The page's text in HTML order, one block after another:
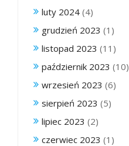
luty 2024 (4)
grudzień 2023 (1)
listopad 2023 (11)
październik 2023 (10)
wrzesień 2023 (6)
sierpień 2023 (5)
lipiec 2023 (2)
czerwiec 2023 (1)